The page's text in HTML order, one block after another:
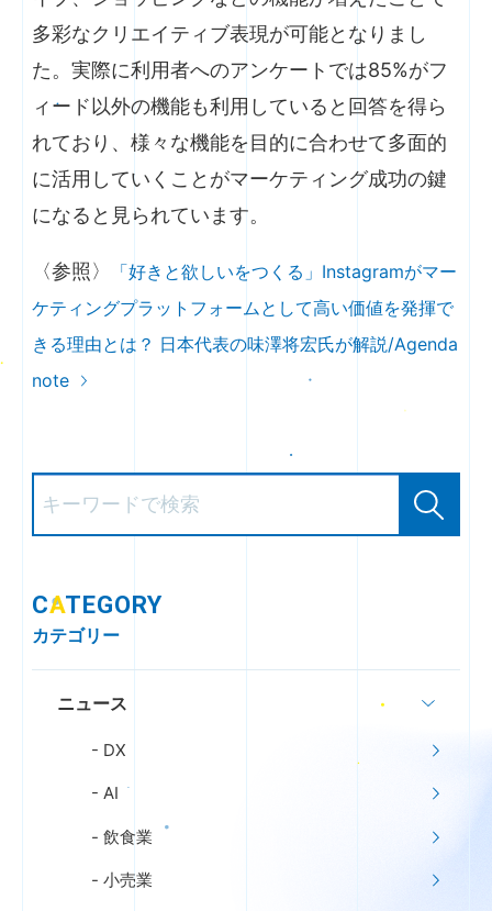
多彩なクリエイティブ表現が可能となりまし
た。実際に利用者へのアンケートでは85%がフ
ィード以外の機能も利用していると回答を得ら
れており、様々な機能を目的に合わせて多面的
に活用していくことがマーケティング成功の鍵
になると見られています。
〈参照〉
「好きと欲しいをつくる」Instagramがマー
ケティングプラットフォームとして高い価値を発揮で
きる理由とは？ 日本代表の味澤将宏氏が解説/Agenda
note
CATEGORY
カテゴリー
ニュース
DX
AI
飲食業
小売業